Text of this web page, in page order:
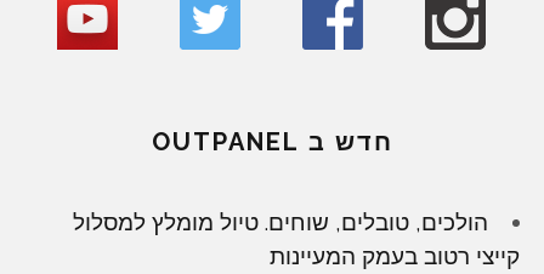
חדש ב OUTPANEL
הולכים, טובלים, שוחים. טיול מומלץ למסלול
קייצי רטוב בעמק המעיינות